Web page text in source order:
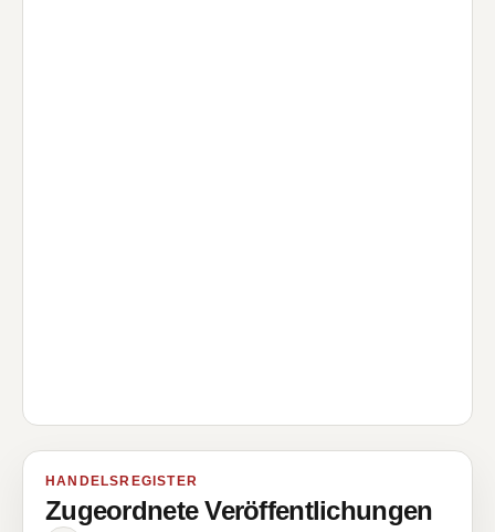
HANDELSREGISTER
Zugeordnete Veröffentlichungen